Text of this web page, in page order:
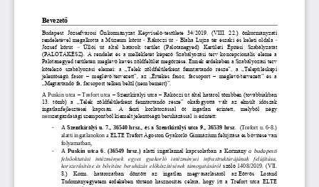
Bevezető
Budapest  Józsefvárosi  Önkormányzat  Képviselő-testülete  34/2019.  (VIII.  22.)  önkormányzati
rendeletével megalkotta a Múzeum körút - Rákóczi út - Blaha Lujza tér északi és keleti oldala -
József  körút
- Üllői  út  által  határolt  terület  (Palotanegyed)  Kerületi  Építési  Szabályzatát
(PALOTAKÉSZ).
A rendelet és a mellékletét képező Szabályozási terv koncepcionális eleme a
Palotanegyed területén meglévő kevés zöldfelület megőrzése. Ennek érdekében a Szabályozási terv
kötelező szabályozási  elemei:  a  „Telek  zöldfelületként  fenntartandó  része”,  a  „Településképi
jelentőségű  fasor – meglévő/tervezett”,  az  „Értékes  fasor,  facsoport – meglévő/tervezett”  és  a
„Megtartandó fa, facsoport telken belül (nem bemért)”.
A Puskin utca – Trefort  utca – Szentkirályi utca – Rákóczi út által határol tömbben (továbbiakban
13.  tömb)  a  „Telek  zöldfelületként  fenntartandó  része”  okafogyottá  vált  az  elmúlt  időszak
ingatlanfejlesztései  kapcsán.  A  fenti  korlátozással  öt  ingatlan  érintett,  melyből
négy
nemzetgazdasági szempontból kiemelt jelentőségű beruházással is érintett:
-
A Szentkirályi u. 7., 36540 hrsz., és a Szentkirályi utca 9., 36539 hrsz (Trefort u. 6-8.)
alatti ingatlanokon a ELTE Trefort Ágoston Gyakorló Gimnázium felújítása és bővítése van
folyamatban,
-
A Puskin  utca  6.  (36549  hrsz.) alatti ingatlannal kapcsolatban a Kormány a  budapesti
felsőoktatási  intézmények  egyes  gyakorló  intézményei  infrastruktúrájának  felújítása,
korszerűsítése és bővítése beruházás előkészítésének támogatásáról szóló 1408/2019. (VII.
8.)  Korm.  határozatban  döntött  az  ingatlan  megvásárlásáról  az Eötvös  Loránd
Tudományegyetem  érdekében  történő  hasznosítás  célára,  hogy  itt  a  Trefort  utca  ELTE